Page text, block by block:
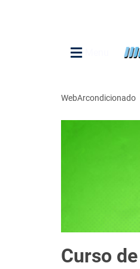
WebArcondicionado
Curso